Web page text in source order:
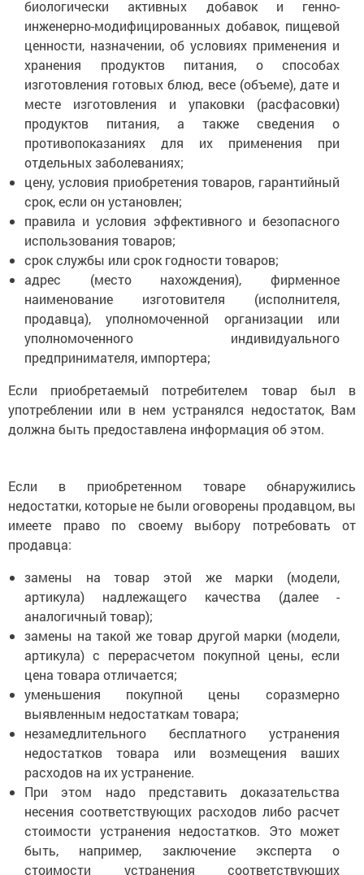
биологически активных добавок и генно-
инженерно-модифицированных добавок, пищевой
ценности, назначении, об условиях применения и
хранения продуктов питания, о способах
изготовления готовых блюд, весе (объеме), дате и
месте изготовления и упаковки (расфасовки)
продуктов питания, а также сведения о
противопоказаниях для их применения при
отдельных заболеваниях;
цену, условия приобретения товаров, гарантийный
срок, если он установлен;
правила и условия эффективного и безопасного
использования товаров;
срок службы или срок годности товаров;
адрес (место нахождения), фирменное
наименование изготовителя (исполнителя,
продавца), уполномоченной организации или
уполномоченного индивидуального
предпринимателя, импортера;
Если приобретаемый потребителем товар был в
употреблении или в нем устранялся недостаток, Вам
должна быть предоставлена информация об этом.
Если в приобретенном товаре обнаружились
недостатки, которые не были оговорены продавцом, вы
имеете право по своему выбору потребовать от
продавца:
замены на товар этой же марки (модели,
артикула) надлежащего качества (далее -
аналогичный товар);
замены на такой же товар другой марки (модели,
артикула) с перерасчетом покупной цены, если
цена товара отличается;
уменьшения покупной цены соразмерно
выявленным недостаткам товара;
незамедлительного бесплатного устранения
недостатков товара или возмещения ваших
расходов на их устранение.
При этом надо представить доказательства
несения соответствующих расходов либо расчет
стоимости устранения недостатков. Это может
быть, например, заключение эксперта о
стоимости устранения соответствующих